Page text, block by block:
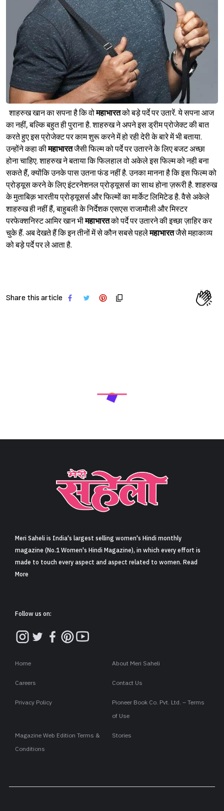
Sign in
शाहरुख खान का सपना है कि वोमहाभारतको बड़े पर्दे पर उतारें. ये सपना आज
का नहीं, बल्कि बहुत ही पुराना है. शाहरुख ने अपने इस ड्रीम प्रोजेक्ट की बात
करते हुए इस प्रोजेक्ट पर काम शुरू करने में हो रही देरी के बारे में भी बताया.
उन्होंने कहा कीमहाभारतजैसी फिल्म को पर्दे पर उतारने के लिए बजट अच्छा
होना चाहिए. शाहरुख ने बताया कि फिलहाल वो अकेले इस फिल्म को नही बना
सकते हैं, क्योंकि उनके पास उतना फंड नहीं है. उनका मानना है कि इस फिल्म को
प्रोड्यूस करने के लिए इंटरनेशनल प्रोड्यूसर्स का साथ होना ज़रूरी है. शाहरुख
के मुताबिक़ भारतीय प्रोड्यूसर्स और फिल्मों का मार्केट लिमिटेड है. वैसे अकेले
शाहरुख ही नहीं हैं, बाहुबली के निर्देशक एसएस राजामौली और मिस्टर
परफेक्शनिस्ट आमिर खान भीमहाभारतको पर्दे पर उतारने की इच्छा ज़ाहिर कर
चुके हैं. अब देखते हैं कि इन तीनों में से कौन सबसे पहलेमहाभारतजैसे महाकाव्य
को बड़े पर्दे पर ले आता है.
Share this article
Meri Saheli is India's largest selling women's Hindi monthly
magazine (No.1 Women's Hindi Magazine), in which every effort is
made to touch every aspect and aspect related to women. Read
More
Follow us on:
Home About Meri Saheli
Careers Contact Us
Privacy Policy
Pioneer Book Co. Pvt. Ltd. – Terms
of Use
Magazine Web Edition Terms &
Conditions
Stories